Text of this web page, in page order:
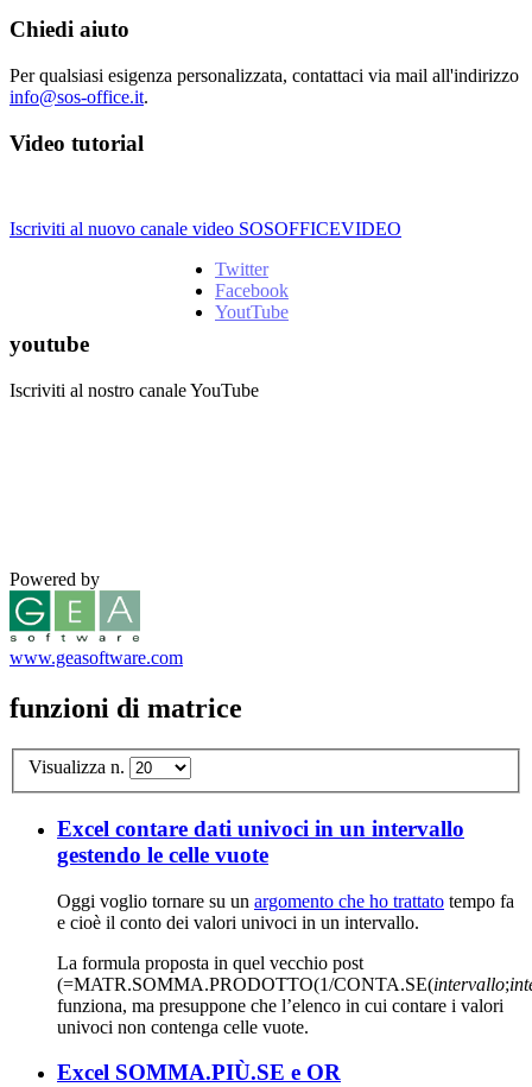
Chiedi aiuto
Per qualsiasi esigenza personalizzata, contattaci via mail all'indirizzo
info@sos-office.it.
Video tutorial
Iscriviti al nuovo canale video SOSOFFICEVIDEO
Twitter
Facebook
YoutTube
youtube
Iscriviti al nostro canale YouTube
Powered by
www.geasoftware.com
funzioni di matrice
Visualizza n.
Excel contare dati univoci in un intervallo
gestendo le celle vuote
Oggi voglio tornare su un argomento che ho trattato tempo fa
e cioè il conto dei valori univoci in un intervallo.
La formula proposta in quel vecchio post
(=MATR.SOMMA.PRODOTTO(1/CONTA.SE(intervallo;
funziona, ma presuppone che l’elenco in cui contare i valori
univoci non contenga celle vuote.
Excel SOMMA.PIÙ.SE e OR